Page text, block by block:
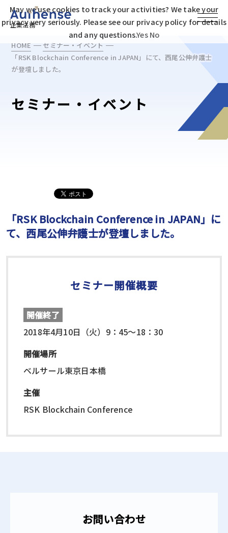
企業法務
HOME
セミナー・イベント
「RSK Blockchain Conference in JAPAN」にて、西尾公伸弁護士
が登壇しました。
セミナー・イベント
「RSK Blockchain Conference in JAPAN」に
て、西尾公伸弁護士が登壇しました。
セミナー開催概要
開催終了
2018年4月10日（火）9：45～18：30
開催場所
ベルサール東京日本橋
主催
RSK Blockchain Conference
お問い合わせ
May we use cookies to track your activities? We take your
privacy very seriously. Please see our privacy policy for details
and any questions.Yes No